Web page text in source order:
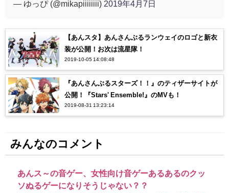
— ゆっぴ (@mikapiiiiiiii) 2019年4月7日
【あんスタ】あんさんぶるランウェイのロゴと新衣
装が公開！お次は流星隊！
2019-10-05 14:08:48
『あんさんぶるスターズ！！』のティザーサイトが
公開！『Stars' Ensemble!』のMVも！
2019-08-31 13:23:14
みんなのコメント
あんス～の音ゲー、女性向け音ゲーあるあるのクッ
ソぬるゲーになりそうじゃない？？